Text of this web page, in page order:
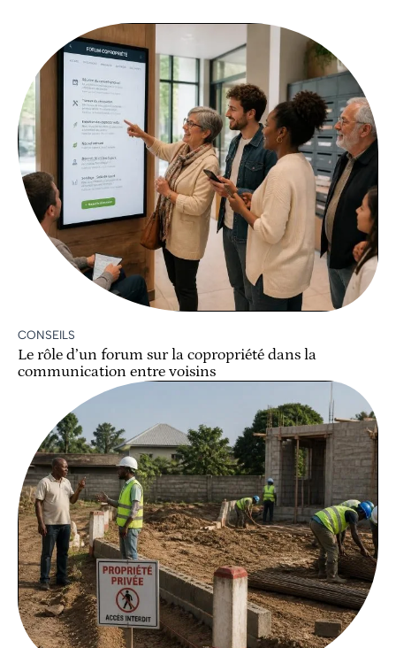
CONSEILS
Le rôle d’un forum sur la copropriété dans la
communication entre voisins